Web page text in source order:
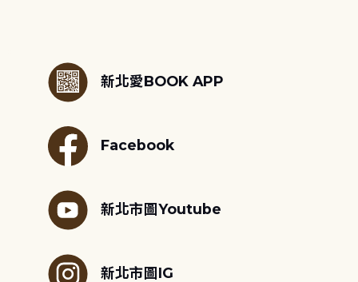
新北愛BOOK APP
Facebook
新北市圖Youtube
新北市圖IG